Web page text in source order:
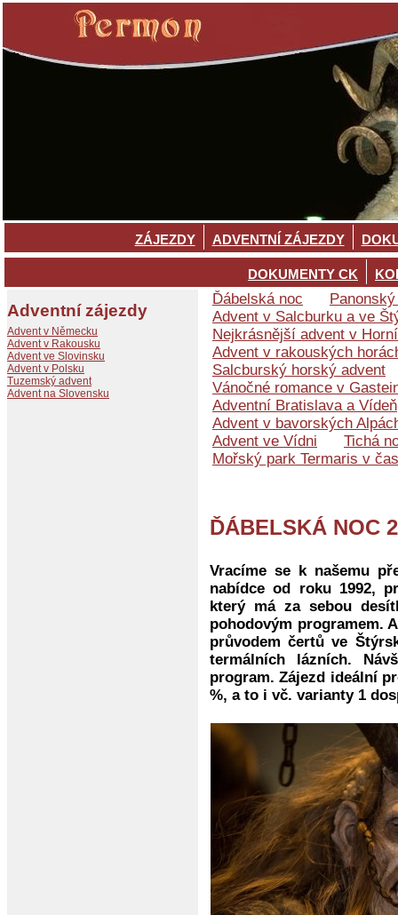
ZÁJEZDY ADVENTNÍ ZÁJEZDY
DOKUMENTY CK
Adventní zájezdy
Advent v Německu
Advent v Rakousku
Advent ve Slovinsku
Advent v Polsku
Tuzemský advent
Advent na Slovensku
Ďábelská noc
Advent v Salcburku a ve
Nejkrásnější advent v
Advent v rakouských
Salcburský horský advent
Vánočné romance v
Adventní Bratislava a Vídeň
Advent v bavorských
Advent ve Vídni
Tichá
Mořský park Termaris v
ĎÁBELSKÁ NOC
Vracíme se k našemu
nabídce od roku 1992,
který má za sebou
pohodovým programem.
průvodem čertů ve
termálních lázních.
program. Zájezd ideální
%, a to i vč. varianty 1